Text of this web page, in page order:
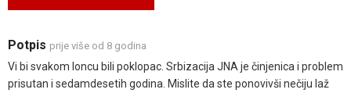
Potpis prije više od 8 godina
Vi bi svakom loncu bili poklopac. Srbizacija JNA je činjenica i problem
prisutan i sedamdesetih godina. Mislite da ste ponovivši nečiju laž